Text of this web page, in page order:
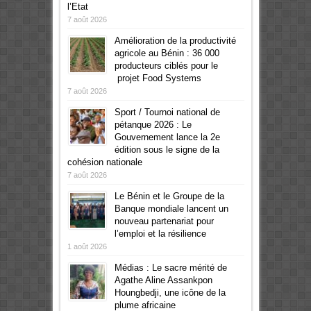
l’Etat
7 août 2026
Amélioration de la productivité
agricole au Bénin : 36 000
producteurs ciblés pour le
projet Food Systems
7 août 2026
Sport / Tournoi national de
pétanque 2026 : Le
Gouvernement lance la 2e
édition sous le signe de la
cohésion nationale
7 août 2026
Le Bénin et le Groupe de la
Banque mondiale lancent un
nouveau partenariat pour
l’emploi et la résilience
1 août 2026
Médias : Le sacre mérité de
Agathe Aline Assankpon
Houngbedji, une icône de la
plume africaine